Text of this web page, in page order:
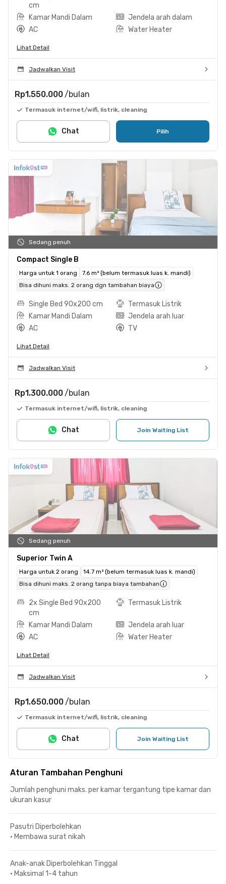
cm
Kamar Mandi Dalam
Jendela arah dalam
AC
Water Heater
Lihat Detail
Jadwalkan Visit
Rp1.550.000 /bulan
Termasuk internet/wifi, listrik, cleaning
Pilih
Chat
Sedang penuh
Compact Single B
Harga untuk 1 orang
7.6 m² (belum termasuk luas k. mandi)
Bisa dihuni maks. 2 orang dgn tambahan biaya
Single Bed 90x200 cm
Termasuk Listrik
Kamar Mandi Dalam
Jendela arah luar
AC
TV
Lihat Detail
Jadwalkan Visit
Rp1.300.000 /bulan
Termasuk internet/wifi, listrik, cleaning
Join Waiting List
Chat
Sedang penuh
Superior Twin A
Harga untuk 2 orang
14.7 m² (belum termasuk luas k. mandi)
Bisa dihuni maks. 2 orang tanpa biaya tambahan
2x Single Bed 90x200
cm
Termasuk Listrik
Kamar Mandi Dalam
Jendela arah luar
AC
Water Heater
Lihat Detail
Jadwalkan Visit
Rp1.650.000 /bulan
Termasuk internet/wifi, listrik, cleaning
Join Waiting List
Chat
Aturan Tambahan Penghuni
Jumlah penghuni maks. per kamar tergantung tipe kamar dan
ukuran kasur
Pasutri Diperbolehkan
• Membawa surat nikah
Anak-anak Diperbolehkan Tinggal
• Maksimal 1-4 tahun